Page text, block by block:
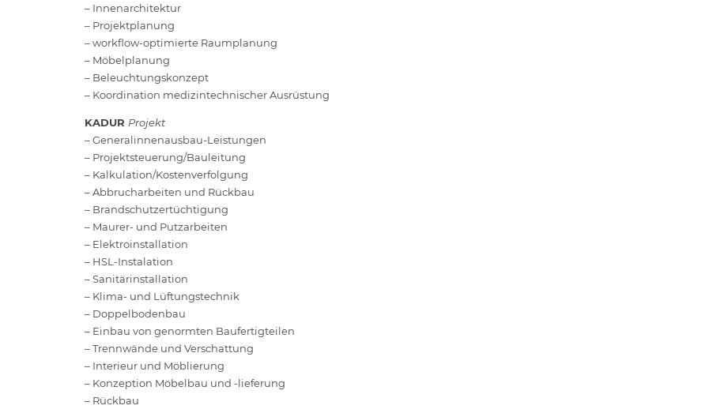
– Innenarchitektur
– Projektplanung
– workflow-optimierte Raumplanung
– Möbelplanung
– Beleuchtungskonzept
– Koordination medizintechnischer Ausrüstung
KADUR Projekt
– Generalinnenausbau-Leistungen
– Projektsteuerung/Bauleitung
– Kalkulation/Kostenverfolgung
– Abbrucharbeiten und Rückbau
– Brandschutzertüchtigung
– Maurer- und Putzarbeiten
– Elektroinstallation
– HSL-Instalation
– Sanitärinstallation
– Klima- und Lüftungstechnik
– Doppelbodenbau
– Einbau von genormten Baufertigteilen
– Trennwände und Verschattung
– Interieur und Möblierung
– Konzeption Möbelbau und -lieferung
– Rückbau